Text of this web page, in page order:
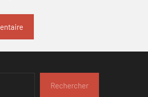
Rechercher